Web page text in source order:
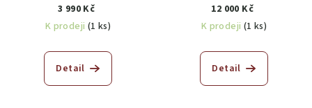
3 990 Kč
K prodeji (1 ks)
Detail
12 000 Kč
K prodeji (1 ks)
Detail